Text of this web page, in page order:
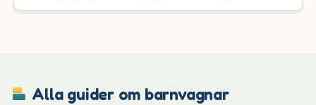
Alla guider om barnvagnar